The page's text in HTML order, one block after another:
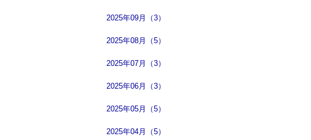
2025年09月（3）
2025年08月（5）
2025年07月（3）
2025年06月（3）
2025年05月（5）
2025年04月（5）